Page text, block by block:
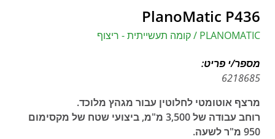
PlanoMatic P436
PLANOMATIC / קומה תעשייתית - ריצוף
מספר/י פריט:
6218685
מרצף אוטומטי לחלוטין עבור מגהץ מלוכד.
רוחב עבודה של 3,500 מ"מ, ביצועי שטח של מקסימום
950 מ"ר לשעה.